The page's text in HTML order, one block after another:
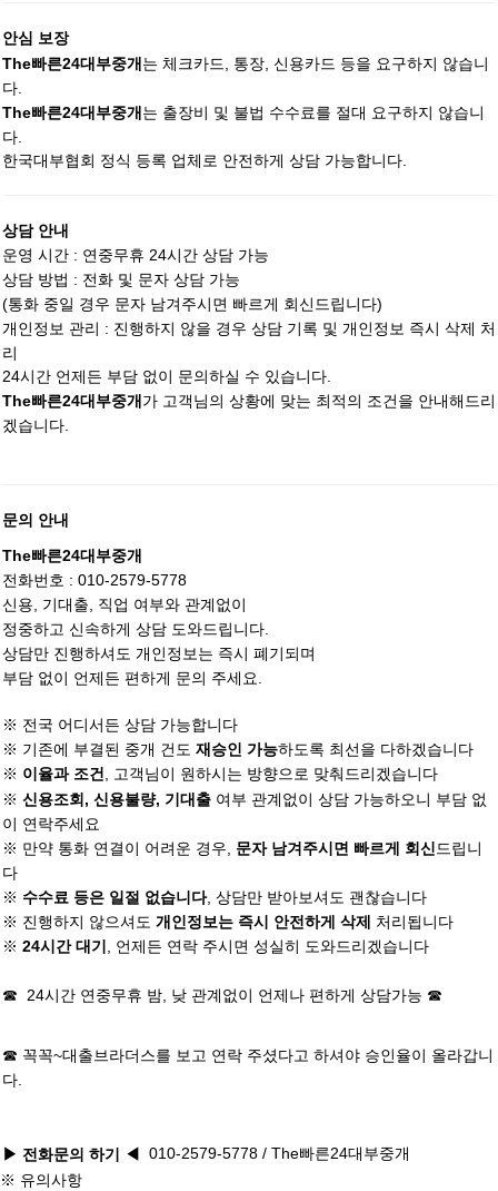
안심 보장
The빠른24대부중개 는 체크카드, 통장, 신용카드 등을 요구하지 않습니
다.
The빠른24대부중개 는 출장비 및 불법 수수료를 절대 요구하지 않습니
다.
한국대부협회 정식 등록 업체로 안전하게 상담 가능합니다.
상담 안내
운영 시간 : 연중무휴 24시간 상담 가능
상담 방법 : 전화 및 문자 상담 가능
(통화 중일 경우 문자 남겨주시면 빠르게 회신드립니다)
개인정보 관리 : 진행하지 않을 경우 상담 기록 및 개인정보 즉시 삭제 처
리
24시간 언제든 부담 없이 문의하실 수 있습니다.
The빠른24대부중개 가 고객님의 상황에 맞는 최적의 조건을 안내해드리
겠습니다.
문의 안내
The빠른24대부중개
전화번호 : 010-2579-5778
신용, 기대출, 직업 여부와 관계없이
정중하고 신속하게 상담 도와드립니다.
상담만 진행하셔도 개인정보는 즉시 폐기되며
부담 없이 언제든 편하게 문의 주세요.
※ 전국 어디서든 상담 가능합니다
※ 기존에 부결된 중개 건도 재승인 가능하도록 최선을 다하겠습니다
※ 이율과 조건 , 고객님이 원하시는 방향으로 맞춰드리겠습니다
※ 신용조회, 신용불량, 기대출 여부 관계없이 상담 가능하오니 부담 없
이 연락주세요
※ 만약 통화 연결이 어려운 경우, 문자 남겨주시면 빠르게 회신 드립니
다
※ 수수료 등은 일절 없습니다, 상담만 받아보셔도 괜찮습니다
※ 진행하지 않으셔도 개인정보는 즉시 안전하게 삭제 처리됩니다
※ 24시간 대기 , 언제든 연락 주시면 성실히 도와드리겠습니다
☎ 24시간 연중무휴 밤, 낮 관계없이 언제나 편하게 상담가능 ☎
☎ 꼭꼭~대출브라더스를 보고 연락 주셨다고 하셔야 승인율이 올라갑니
다.
▶ 전화문의 하기 ◀ 010-2579-5778 / The빠른24대부중개
※ 유의사항